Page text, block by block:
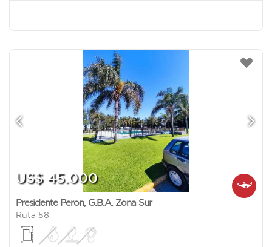
US$ 45.000
Presidente Peron, G.B.A. Zona Sur
Ruta 58